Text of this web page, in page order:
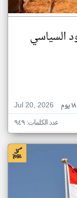
السياسي
Jul 20, 2026
عدد الكلمات: ٩٤٩